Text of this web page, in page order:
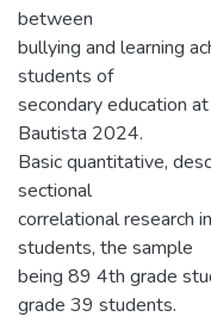
between
bullying and learning
students of
secondary education
Bautista 2024.
Basic quantitative,
sectional
correlational research
students, the sample
being 89 4th grade
grade 39 students.